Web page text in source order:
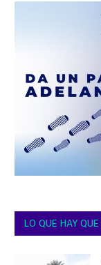
LO QUE HAY QUE